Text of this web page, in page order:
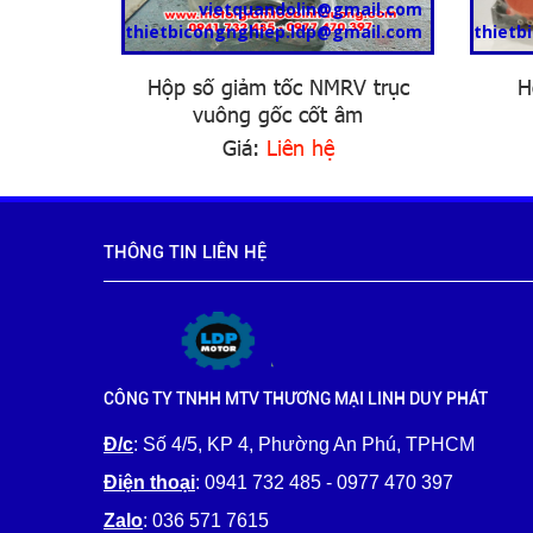
vietquandolin@gmail.com
thietbicongnghiep.ldp@gmail.com
Hộp số giảm tốc NMRV trục
vuông gốc cốt âm
Giá: Liên hệ
THÔNG TIN LIÊN HỆ
CÔNG TY TNHH MTV THƯƠNG MẠI LINH DUY PHÁT
Đ/c: Số 4/5, KP 4, Phường An Phú, TPHCM
Điện thoại: 0941 732 485 - 0977 470 397
Zalo: 036 571 7615